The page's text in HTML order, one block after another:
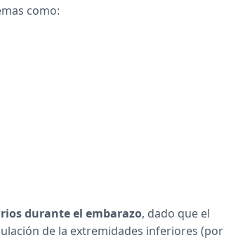
como:
durante el embarazo, dado que el
de la extremidades inferiores (por